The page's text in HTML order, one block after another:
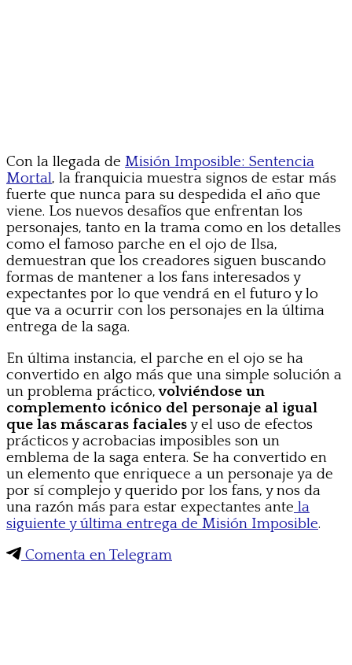
Con la llegada de Misión Imposible: Sentencia
Mortal, la franquicia muestra signos de estar más
fuerte que nunca para su despedida el año que
viene. Los nuevos desafíos que enfrentan los
personajes, tanto en la trama como en los detalles
como el famoso parche en el ojo de Ilsa,
demuestran que los creadores siguen buscando
formas de mantener a los fans interesados y
expectantes por lo que vendrá en el futuro y lo
que va a ocurrir con los personajes en la última
entrega de la saga.
En última instancia, el parche en el ojo se ha
convertido en algo más que una simple solución a
un problema práctico,volviéndose un
complemento icónico del personaje al igual
que las máscaras facialesy el uso de efectos
prácticos y acrobacias imposibles son un
emblema de la saga entera. Se ha convertido en
un elemento que enriquece a un personaje ya de
por sí complejo y querido por los fans, y nos da
una razón más para estar expectantes ante la
siguiente y última entrega de Misión Imposible.
Comenta en Telegram